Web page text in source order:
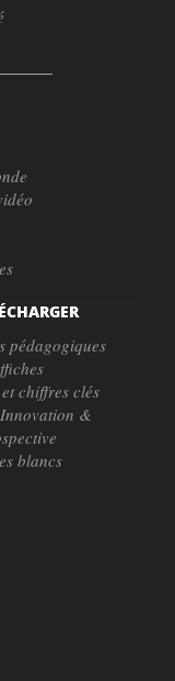
pédagogiques
chiffres clés
&
blancs